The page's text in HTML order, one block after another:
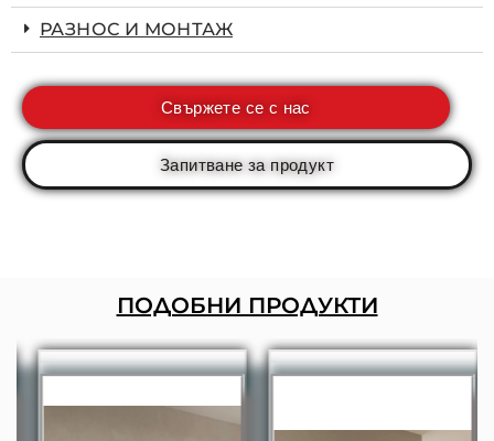
РАЗНОС И МОНТАЖ
Свържете се с нас
Запитване за продукт
ПОДОБНИ ПРОДУКТИ